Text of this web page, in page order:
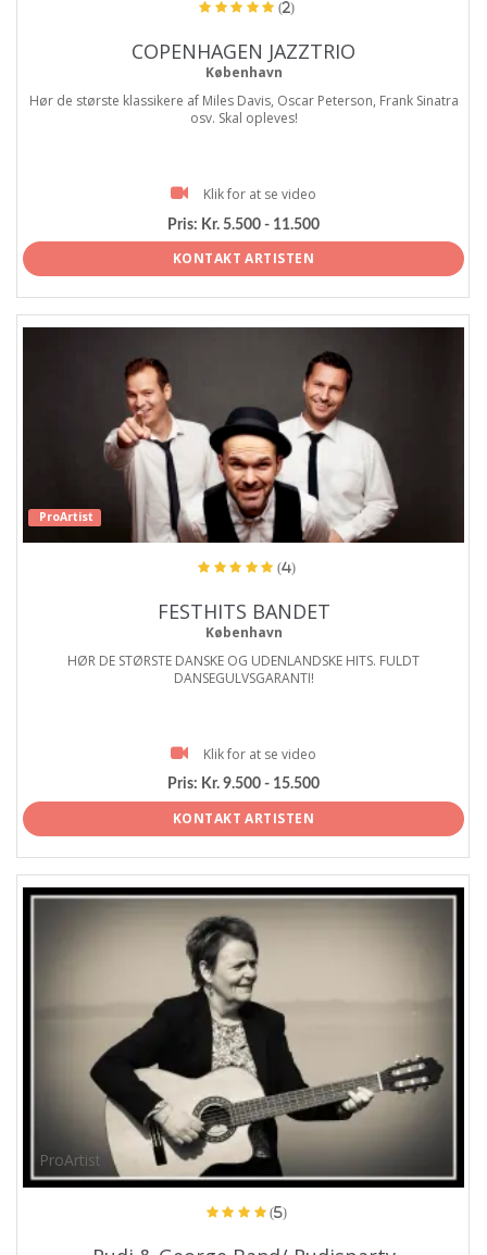
(2)
COPENHAGEN JAZZTRIO
København
Hør de største klassikere af Miles Davis, Oscar Peterson, Frank Sinatra
osv. Skal opleves!
Klik for at se video
Pris: Kr. 5.500 - 11.500
KONTAKT ARTISTEN
ProArtist
(4)
FESTHITS BANDET
København
HØR DE STØRSTE DANSKE OG UDENLANDSKE HITS. FULDT
DANSEGULVSGARANTI!
Klik for at se video
Pris: Kr. 9.500 - 15.500
KONTAKT ARTISTEN
ProArtist
(5)